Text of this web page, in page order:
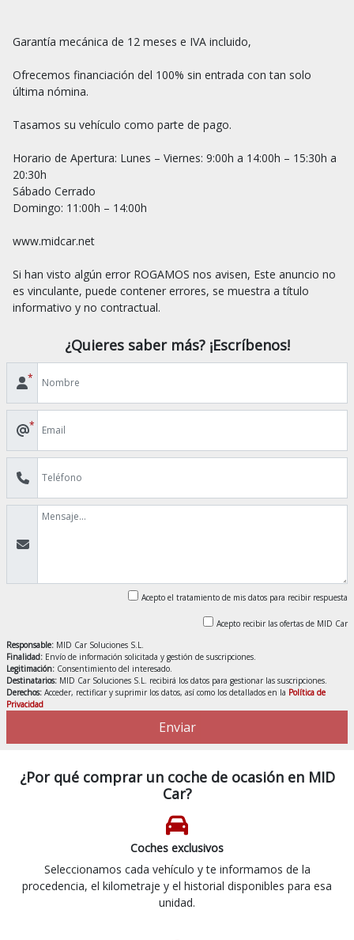
Garantía mecánica de 12 meses e IVA incluido,
Ofrecemos financiación del 100% sin entrada con tan solo
última nómina.
Tasamos su vehículo como parte de pago.
Horario de Apertura: Lunes – Viernes: 9:00h a 14:00h – 15:30h a
20:30h
Sábado Cerrado
Domingo: 11:00h – 14:00h
www.midcar.net
Si han visto algún error ROGAMOS nos avisen, Este anuncio no
es vinculante, puede contener errores, se muestra a título
¿Quieres saber más? ¡Escríbenos!
*
*
Acepto el tratamiento de mis datos para recibir respuesta
Acepto recibir las ofertas de MID Car
Responsable: MID Car Soluciones S.L.
Finalidad: Envío de información solicitada y gestión de suscripciones.
Legitimación: Consentimiento del interesado.
Destinatarios: MID Car Soluciones S.L. recibirá los datos para gestionar las suscripciones.
Derechos: Acceder, rectificar y suprimir los datos, así como los detallados en la Política de
Privacidad
Enviar
¿Por qué comprar un coche de ocasión en MID
Car?
Coches exclusivos
Seleccionamos cada vehículo y te informamos de la
procedencia, el kilometraje y el historial disponibles para esa
unidad.